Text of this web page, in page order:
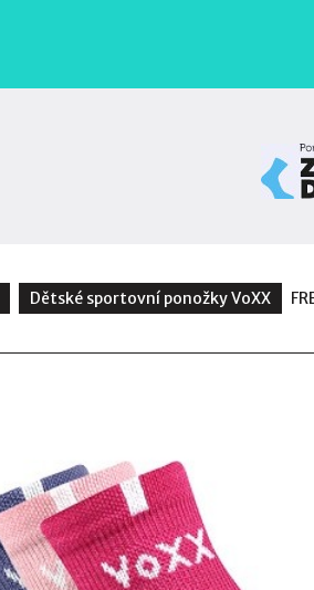
Dětské sportovní ponožky VoXX